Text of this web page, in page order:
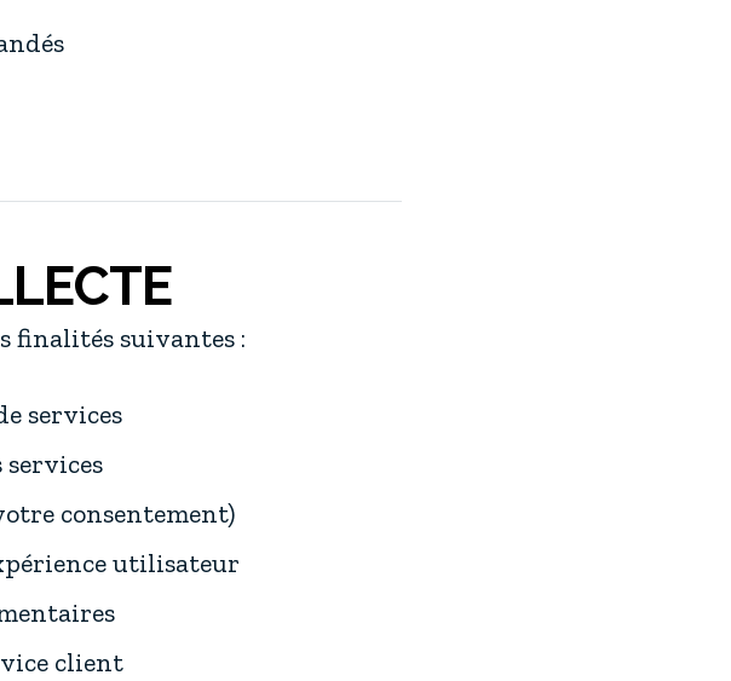
finalités suivantes :
services
consentement)
utilisateur
client